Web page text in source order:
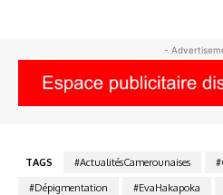
-
TAGS #ActualitésCamerounaises
#Dépigmentation
#EvaHakapoka